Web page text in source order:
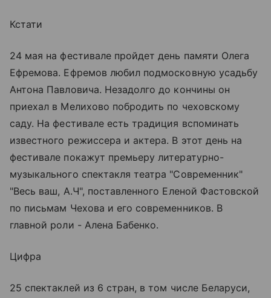
Кстати
24 мая на фестивале пройдет день памяти Олега
Ефремова. Ефремов любил подмосковную усадьбу
Антона Павловича. Незадолго до кончины он
приехал в Мелихово побродить по чеховскому
саду. На фестивале есть традиция вспоминать
известного режиссера и актера. В этот день на
фестивале покажут премьеру литературно-
музыкального спектакля театра "Современник"
"Весь ваш, А.Ч", поставленного Еленой Фастовской
по письмам Чехова и его современников. В
главной роли - Алена Бабенко.
Цифра
25 спектаклей из 6 стран, в том числе Беларуси,